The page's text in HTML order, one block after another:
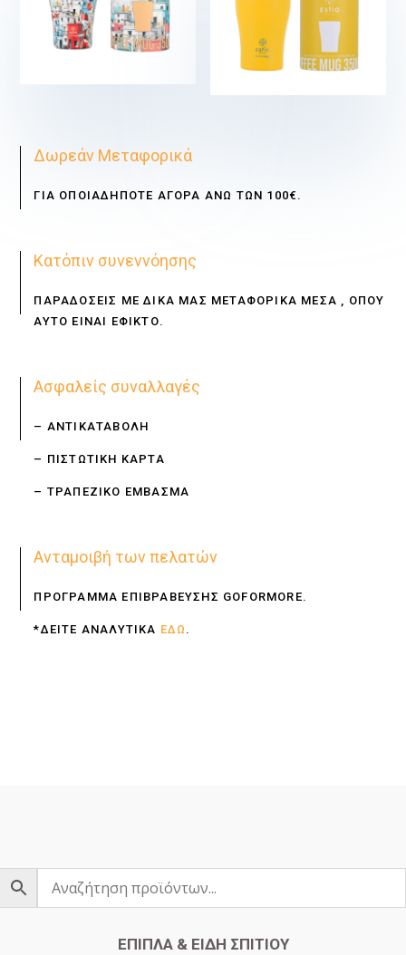
Δωρεάν Μεταφορικά
ΓΙΑ ΟΠΟΙΑΔΗΠΟΤΕ ΑΓΟΡΑ ΑΝΩ ΤΩΝ 100€.
Κατόπιν συνεννόησης
ΠΑΡΑΔΟΣΕΙΣ ΜΕ ΔΙΚΑ ΜΑΣ ΜΕΤΑΦΟΡΙΚΑ ΜΕΣΑ , ΟΠΟΥ
ΑΥΤΟ ΕΙΝΑΙ ΕΦΙΚΤΟ.
Ασφαλείς συναλλαγές
– ΑΝΤΙΚΑΤΑΒΟΛΗ
– ΠΙΣΤΩΤΙΚΗ ΚΑΡΤΑ
– ΤΡΑΠΕΖΙΚΟ ΕΜΒΑΣΜΑ
Ανταμοιβή των πελατών
ΠΡΟΓΡΑΜΜΑ ΕΠΙΒΡΑΒΕΥΣΗΣ GOFORMORE.
*ΔΕΙΤΕ ΑΝΑΛΥΤΙΚΑ ΕΔΩ .
ΕΠΙΠΛΑ & ΕΙΔΗ ΣΠΙΤΙΟΥ